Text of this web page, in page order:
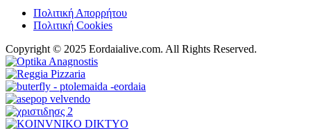
Πολιτική Απορρήτου
Πολιτική Cookies
Copyright © 2025 Eordaialive.com. All Rights Reserved.